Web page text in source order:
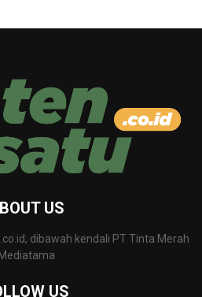
US
dibawah kendali PT Tinta Merah
Mediatama
US